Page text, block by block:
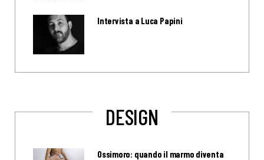
Intervista a Luca Papini
DESIGN
Ossimoro: quando il marmo diventa